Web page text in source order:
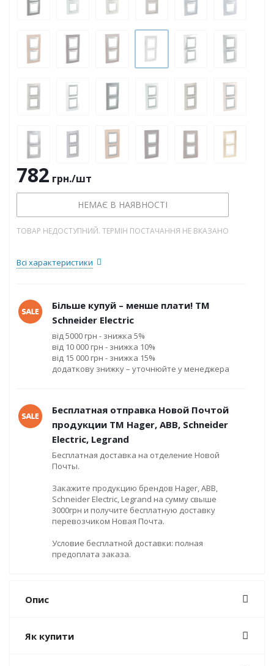
782 грн./шт
НЕМАЄ В НАЯВНОСТІ
ТОВАР НЕДОСТУПНИЙ. ТЕРМІН ПОСТАЧАННЯ НЕ ВКАЗАНО
Всі характеристики
Більше купуй – менше плати! ТМ
Schneider Electric
від 5000 грн - знижка 5%
від 10 000 грн - знижка 10%
від 15 000 грн - знижка 15%
додаткову знижку – уточнюйте у менеджера
Бесплатная отправка Новой Почтой
продукции ТМ Hager, ABB, Schneider
Electric, Legrand
Бесплатная доставка на отделение Новой
Почты.
Закажите продукцию брендов Hager, ABB,
Schneider Electric, Legrand на сумму свыше
3000грн и получите бесплатную доставку
перевозчиком Новая Почта.
Условие бесплатной доставки: полная
предоплата заказа.
Опис
Як купити